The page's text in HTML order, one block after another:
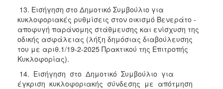
13. Εισήγηση στο Δημοτικό Συμβούλιο για
κυκλοφοριακές ρυθμίσεις στον οικισμό Βενεράτο -
αποφυγή παράνομης στάθμευσης και ενίσχυση της
οδικής ασφάλειας (λήξη δημόσιας διαβούλευσης
του με αριθ.1/19-2-2025 Πρακτικού της Επιτροπής
Κυκλοφορίας).
14. Εισήγηση στο Δημοτικό Συμβούλιο για
έγκριση κυκλοφοριακής σύνδεσης με απότμηση